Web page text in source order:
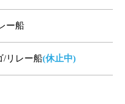
ー船
/リレー船(休止中)